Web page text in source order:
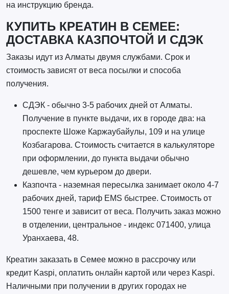
на инструкцию бренда.
КУПИТЬ КРЕАТИН В СЕМЕЕ:
ДОСТАВКА КАЗПОЧТОЙ И СДЭК
Заказы идут из Алматы двумя службами. Срок и
стоимость зависят от веса посылки и способа
получения.
СДЭК - обычно 3-5 рабочих дней от Алматы.
Получение в пункте выдачи, их в городе два: на
проспекте Шоже Каржаубайулы, 109 и на улице
Козбагарова. Стоимость считается в калькуляторе
при оформлении, до пункта выдачи обычно
дешевле, чем курьером до двери.
Казпочта - наземная пересылка занимает около 4-7
рабочих дней, тариф EMS быстрее. Стоимость от
1500 тенге и зависит от веса. Получить заказ можно
в отделении, центральное - индекс 071400, улица
Уранхаева, 48.
Креатин заказать в Семее можно в рассрочку или
кредит Kaspi, оплатить онлайн картой или через Kaspi.
Наличными при получении в других городах не